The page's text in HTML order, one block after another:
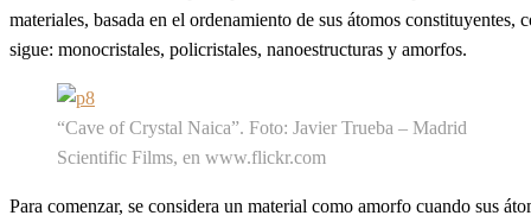
materiales, basada en el ordenamiento de sus átomos constituyentes,
sigue: monocristales, policristales, nanoestructuras y amorfos.
“Cave of Crystal Naica”. Foto: Javier Trueba – Madrid
Scientific Films, en www.flickr.com
Para comenzar, se considera un material como amorfo cuando sus